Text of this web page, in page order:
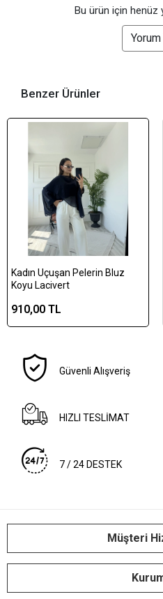
Bu ürün için henüz
Yorum
Benzer Ürünler
Kadın Uçuşan Pelerin Bluz
Koyu Lacivert
910,00 TL
Güvenli Alışveriş
HIZLI TESLİMAT
7 / 24 DESTEK
Müşteri